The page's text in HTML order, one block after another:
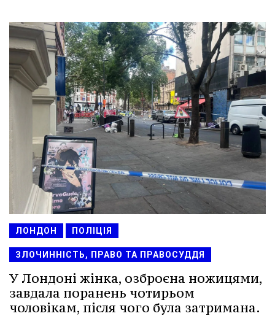
ЛОНДОН ПОЛІЦІЯ
ЗЛОЧИННІСТЬ, ПРАВО ТА ПРАВОСУДДЯ
У Лондоні жінка, озброєна ножицями,
завдала поранень чотирьом
чоловікам, після чого була затримана.